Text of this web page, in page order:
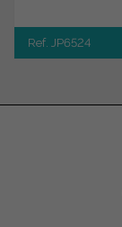
Ref. JP6524